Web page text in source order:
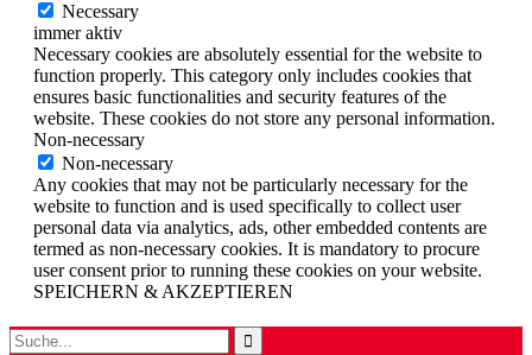
Necessary
immer aktiv
Necessary cookies are absolutely essential for the website to
function properly. This category only includes cookies that
ensures basic functionalities and security features of the
website. These cookies do not store any personal information.
Non-necessary
Non-necessary
Any cookies that may not be particularly necessary for the
website to function and is used specifically to collect user
personal data via analytics, ads, other embedded contents are
termed as non-necessary cookies. It is mandatory to procure
user consent prior to running these cookies on your website.
SPEICHERN & AKZEPTIEREN